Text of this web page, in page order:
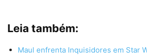
Leia também:
Maul enfrenta Inquisidores em Star